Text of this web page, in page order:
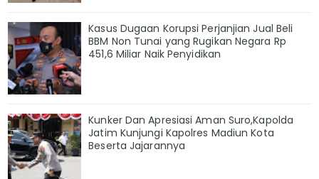
Kasus Dugaan Korupsi Perjanjian Jual Beli
BBM Non Tunai yang Rugikan Negara Rp
451,6 Miliar Naik Penyidikan
Kunker Dan Apresiasi Aman Suro,Kapolda
Jatim Kunjungi Kapolres Madiun Kota
Beserta Jajarannya